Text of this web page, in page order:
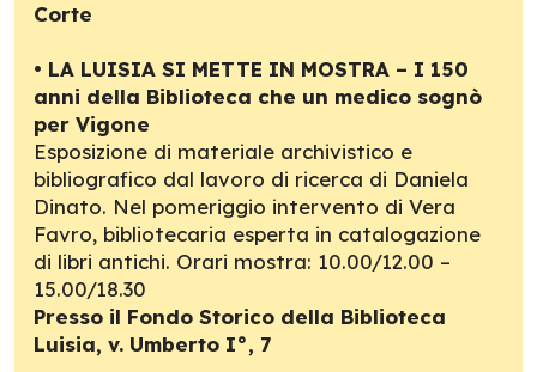
Corte
• LA LUISIA SI METTE IN MOSTRA – I 150
anni della Biblioteca che un medico sognò
per Vigone
Esposizione di materiale archivistico e
bibliografico dal lavoro di ricerca di Daniela
Dinato. Nel pomeriggio intervento di Vera
Favro, bibliotecaria esperta in catalogazione
di libri antichi. Orari mostra: 10.00/12.00 –
15.00/18.30
Presso il Fondo Storico della Biblioteca
Luisia, v. Umberto I°, 7